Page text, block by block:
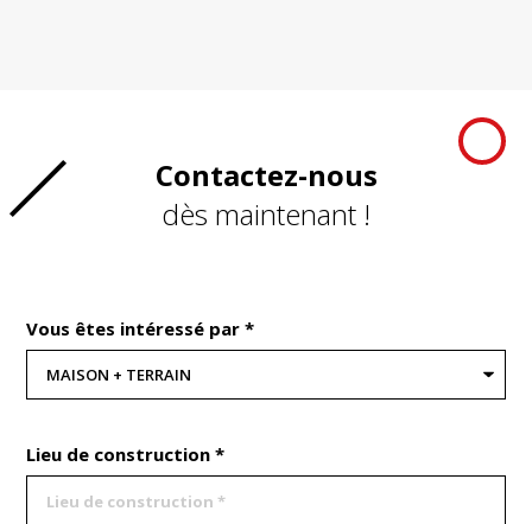
Contactez-nous
dès maintenant !
Vous êtes intéressé par *
Lieu de construction *